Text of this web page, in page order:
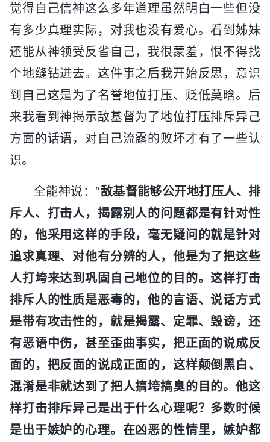
觉得自己信神这么多年道理虽然明白一些但没
有多少真理实际，对我也没有爱心。看到姊妹
还能从神领受反省自己，我很蒙羞，恨不得找
个地缝钻进去。这件事之后我开始反思，意识
到自己这是为了名誉地位打压、贬低莫晗。后
来我看到神揭示敌基督为了地位打压排斥异己
方面的话语，对自己流露的败坏才有了一些认
识。
全能神说：“敌基督能够公开地打压人、排
斥人、打击人，揭露别人的问题都是有针对性
的，他采用这样的手段，毫无疑问的就是针对
追求真理、对他有分辨的人，他是为了把这些
人打垮来达到巩固自己地位的目的。这样打击
排斥人的性质是恶毒的，他的言语、说话方式
是带有攻击性的，就是揭露、定罪、毁谤，还
有恶语中伤，甚至歪曲事实，把正面的说成反
面的，把反面的说成正面的，这样颠倒黑白、
混淆是非就达到了把人搞垮搞臭的目的。他这
样打击排斥异己是出于什么心理呢？多数时候
是出于嫉妒的心理。在凶恶的性情里，嫉妒都